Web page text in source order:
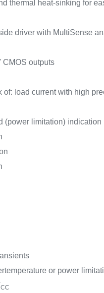
thermal heat-sinking for
driver with MultiSense
CMOS outputs
load current with high
(power limitation) indication
or power
CC